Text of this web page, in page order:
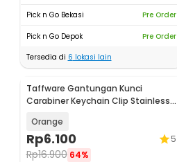
Pick n Go Bekasi
Pre Order
Pick n Go Depok
Pre Order
Tersedia di 6 lokasi lain
Taffware Gantungan Kunci
Carabiner Keychain Clip Stainless
Orange
Rp6.100
Rp16.900 64%
5